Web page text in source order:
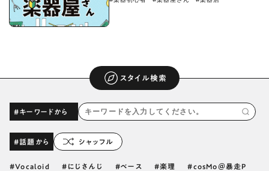
スタイル検索
#キーワードから
#話題から シャッフル
Vocaloid にじさんじ ベース 楽理 cosMo＠暴走P